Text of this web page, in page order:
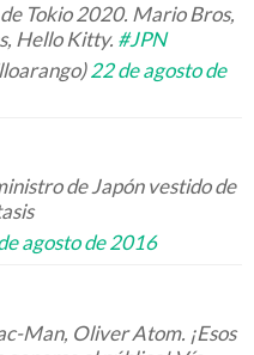
Tokio 2020. Mario Bros,
Hello Kitty. #JPN
22 de agosto de
de Japón vestido de
agosto de 2016
Man, Oliver Atom. ¡Esos